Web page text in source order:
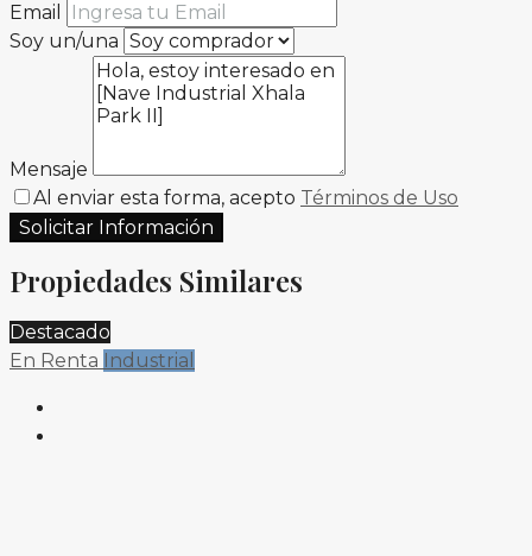
Email
Soy un/una
Mensaje
Al enviar esta forma, acepto Términos de Uso
Solicitar Información
Propiedades Similares
Destacado
En Renta Industrial